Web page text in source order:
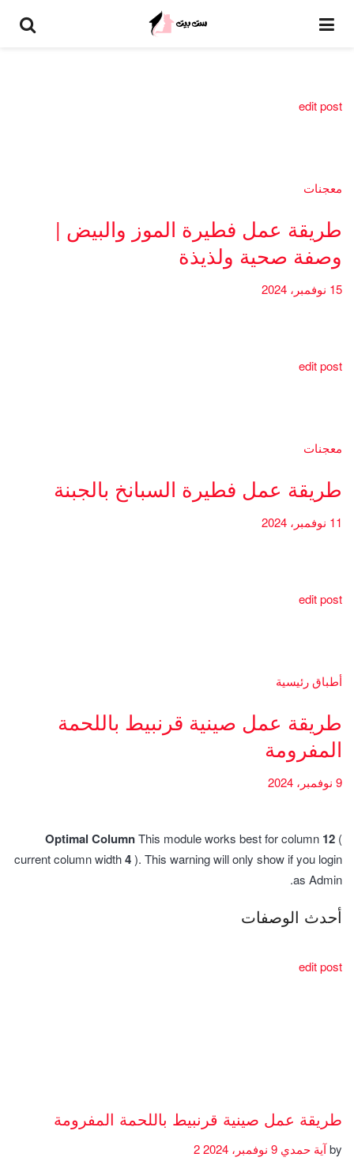
edit post
معجنات
طريقة عمل فطيرة الموز والبيض |
وصفة صحية ولذيذة
15 نوفمبر، 2024
edit post
معجنات
طريقة عمل فطيرة السبانخ بالجبنة
11 نوفمبر، 2024
edit post
أطباق رئيسية
طريقة عمل صينية قرنبيط باللحمة
المفرومة
9 نوفمبر، 2024
Optimal ColumnThis module works best for column 12 (
current column width4). This warning will only show if you login
as Admin.
أحدث الوصفات
edit post
طريقة عمل صينية قرنبيط باللحمة المفرومة
byآية حمدي